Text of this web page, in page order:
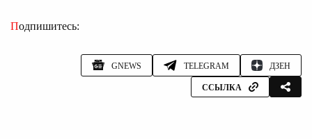
Подпишитесь:
GNEWS TELEGRAM ДЗЕН
ССЫЛКА